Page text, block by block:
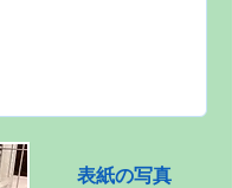
表紙の写真